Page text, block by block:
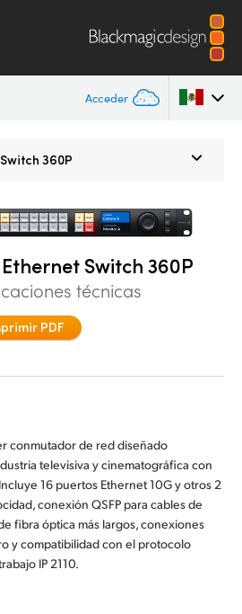
Acceder
360P
Switch 360P
técnicas
PDF
conmutador de red diseñado
televisiva y cinematográfica con
16 puertos Ethernet 10G y otros 2
conexión QSFP para cables de
fibra óptica más largos, conexiones
y compatibilidad con el protocolo
IP 2110.